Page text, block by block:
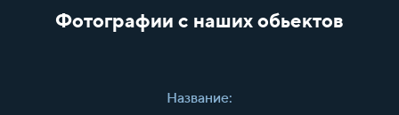
Фотографии с наших обьектов
Название: